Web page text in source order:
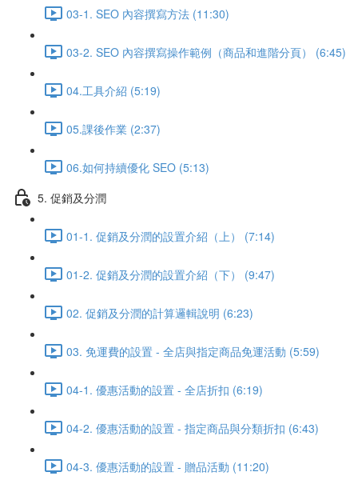
03-1. SEO 內容撰寫方法 (11:30)
03-2. SEO 內容撰寫操作範例（商品和進階分頁） (6:45)
04.工具介紹 (5:19)
05.課後作業 (2:37)
06.如何持續優化 SEO (5:13)
5. 促銷及分潤
01-1. 促銷及分潤的設置介紹（上） (7:14)
01-2. 促銷及分潤的設置介紹（下） (9:47)
02. 促銷及分潤的計算邏輯說明 (6:23)
03. 免運費的設置 - 全店與指定商品免運活動 (5:59)
04-1. 優惠活動的設置 - 全店折扣 (6:19)
04-2. 優惠活動的設置 - 指定商品與分類折扣 (6:43)
04-3. 優惠活動的設置 - 贈品活動 (11:20)